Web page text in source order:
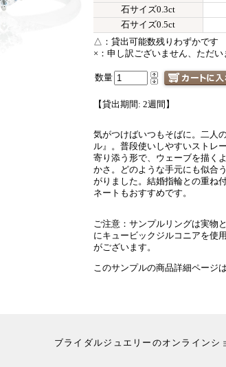
石サイズ0.3ct
石サイズ0.5ct
△： 貸出可能数残りわずかです
×： 申し訳ございません、ただい
数量
【貸出期間: 2週間】
気がつけばいつもそばに。二人
ル』。普段使いしやすいストレ
寄り添う形で、ウェーブを描く
かさ。どのような手元にも似合
がりました。結婚指輪との重ね
ネートもおすすめです。
ご注意：サンプルリングは実物
にキュービックジルコニアを使
がございます。
このサンプルの商品詳細ページは
ブライダルジュエリーのオンラインシ